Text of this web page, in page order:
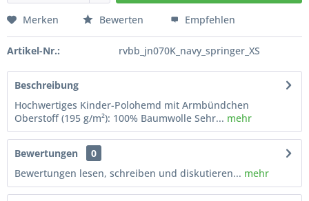
Hinzugefügt
Merken Bewerten Empfehlen
Artikel-Nr.: rvbb_jn070K_navy_springer_XS
Beschreibung
Hochwertiges Kinder-Polohemd mit Armbündchen
Oberstoff (195 g/m²): 100% Baumwolle Sehr... mehr
Bewertungen
0
Bewertungen lesen, schreiben und diskutieren... mehr